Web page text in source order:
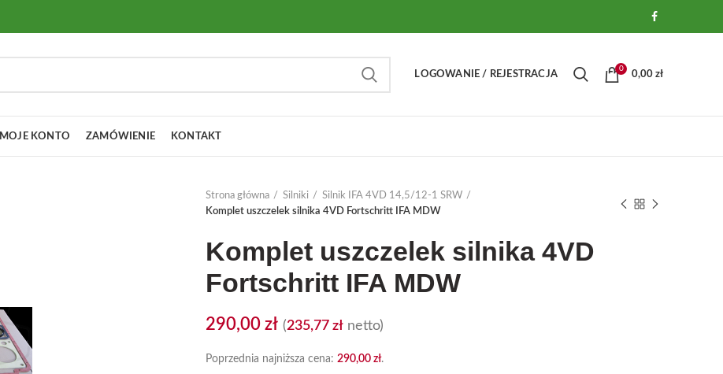
LOGOWANIE / REJESTRACJA
0
0,00 zł
MOJE KONTO ZAMÓWIENIE KONTAKT
Strona główna Silniki
Silnik IFA 4VD 14,5/12-1 SRW
Komplet uszczelek silnika 4VD Fortschritt IFA MDW
Komplet uszczelek silnika 4VD
Fortschritt IFA MDW
290,00 zł (235,77 zł netto)
Poprzednia najniższa cena: 290,00 zł.